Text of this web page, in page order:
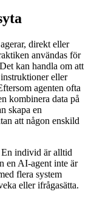
direkt eller
användas för
kan handla om att
eller
agenten ofta
kombinera data på
skapa en
att någon enskild
En individ är alltid
en AI-agent inte är
flera system
eller ifrågasätta.